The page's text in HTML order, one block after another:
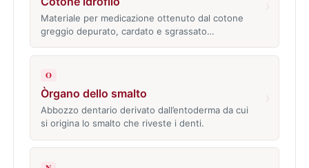
Materiale per medicazione ottenuto dal cotone
greggio depurato, cardato e sgrassato…
O
Òrgano dello smalto
Abbozzo dentario derivato dall’entoderma da cui
si origina lo smalto che riveste i denti.